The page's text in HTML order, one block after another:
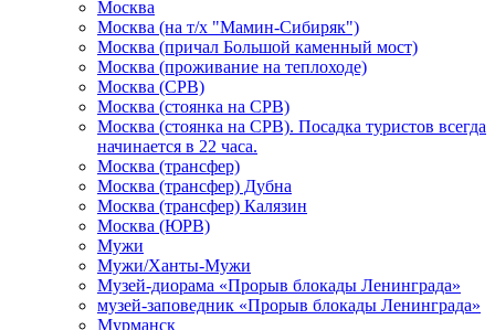
Москва
Москва (на т/х "Мамин-Сибиряк")
Москва (причал Большой каменный мост)
Москва (проживание на теплоходе)
Москва (СРВ)
Москва (стоянка на СРВ)
Москва (стоянка на СРВ). Посадка туристов всегда
начинается в 22 часа.
Москва (трансфер)
Москва (трансфер) Дубна
Москва (трансфер) Калязин
Москва (ЮРВ)
Мужи
Мужи/Ханты-Мужи
Музей-диорама «Прорыв блокады Ленинграда»
музей-заповедник «Прорыв блокады Ленинграда»
Мурманск